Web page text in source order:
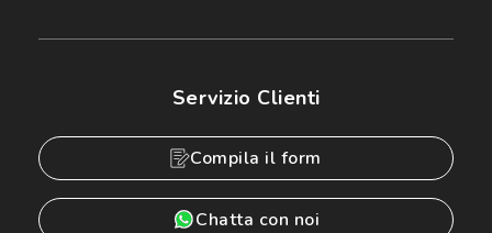
Servizio Clienti
Compila il form
Chatta con noi